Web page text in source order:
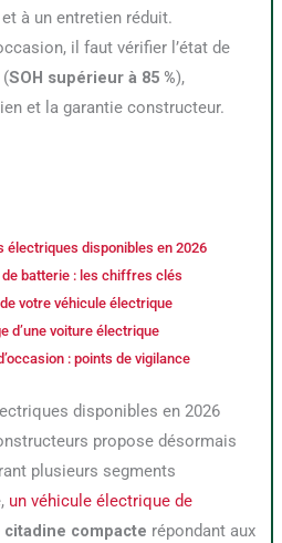
à un entretien réduit.
(SOH supérieur à 85 %),
et la garantie constructeur.
électriques disponibles en 2026
de batterie : les chiffres clés
votre véhicule électrique
d’une voiture électrique
: points de vigilance
disponibles en 2026
plusieurs segments
un véhicule électrique de
citadine compacte répondant aux